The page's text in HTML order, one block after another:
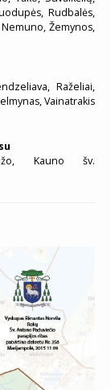
Rudbalės,
Žemynos,
Raželiai,
Vainatrakis
Kauno šv.